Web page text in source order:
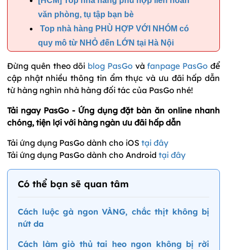
văn phòng, tụ tập bạn bè
Top nhà hàng PHÙ HỢP VỚI NHÓM có
quy mô từ NHỎ đến LỚN tại Hà Nội
Đừng quên theo dõi blog PasGovàfanpage PasGo để
cập nhật nhiều thông tin ẩm thực và ưu đãi hấp dẫn
từ hàng nghìn nhà hàng đối tác của PasGo nhé!
Tải ngay PasGo - Ứng dụng đặt bàn ăn online nhanh
chóng, tiện lợi với hàng ngàn ưu đãi hấp dẫn
Tải ứng dụng PasGo dành cho iOS tại đây
Tải ứng dụng PasGo dành cho Android tại đây
Có thể bạn sẽ quan tâm
Cách luộc gà ngon VÀNG, chắc thịt không bị
nứt da
Cách làm giò thủ tai heo ngon không bị rời